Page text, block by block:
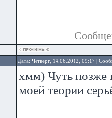
Дата: Четверг, 14.06.2012, 09:17 |
хмм) Чуть позже
моей теории